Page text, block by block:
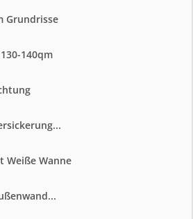
Grundrisse
140qm
Weiße Wanne